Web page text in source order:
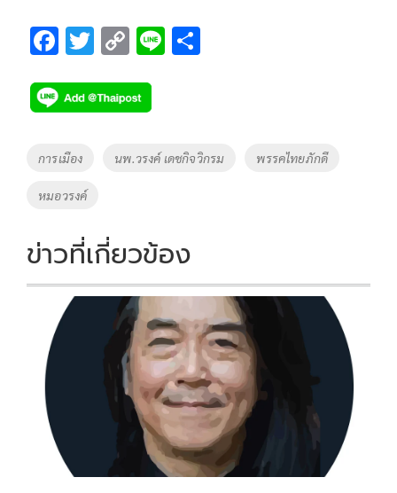
F
e
b
o
k
T
tt
er
C
p
y
Li
Li
Tags
การเมือง นพ.วรงค์ เดชกิจวิกรม พรรคไทยภักดี
หมอวรงค์
ข่าวที่เกี่ยวข้อง